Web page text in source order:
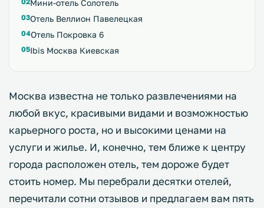
Мини-отель Солотель
Отель Веллион Павелецкая
Отель Покровка 6
Ibis Москва Киевская
Москва известна не только развлечениями на
любой вкус, красивыми видами и возможностью
карьерного роста, но и высокими ценами на
услуги и жилье. И, конечно, тем ближе к центру
города расположен отель, тем дороже будет
стоить номер. Мы перебрали десятки отелей,
перечитали сотни отзывов и предлагаем вам пять